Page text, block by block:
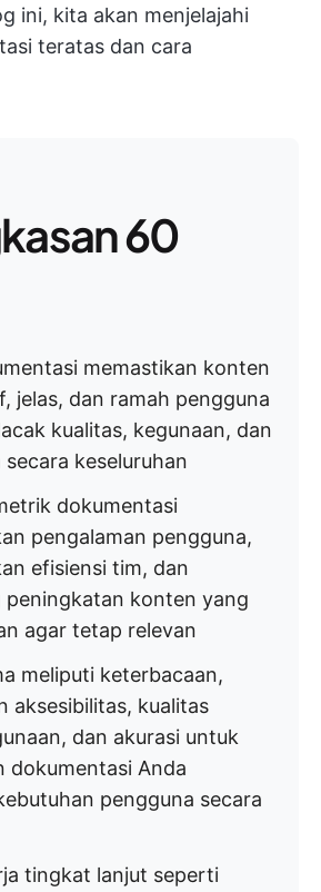
ini, kita akan menjelajahi
teratas dan cara
60
memastikan konten
jelas, dan ramah pengguna
kualitas, kegunaan, dan
keseluruhan
dokumentasi
pengalaman pengguna,
efisiensi tim, dan
peningkatan konten yang
agar tetap relevan
meliputi keterbacaan,
aksesibilitas, kualitas
dan akurasi untuk
dokumentasi Anda
pengguna secara
tingkat lanjut seperti